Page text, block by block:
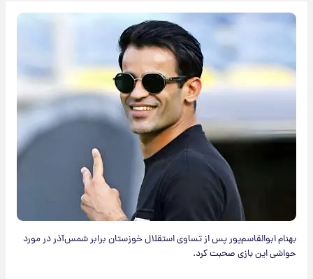
بهنام ابوالقاسم‌پور پس از تساوی استقلال خوزستان برابر شمس‌آذر در مورد
حواشی این بازی صحبت کرد.